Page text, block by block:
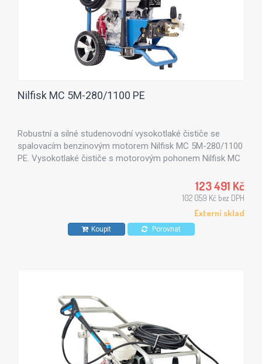
Nilfisk MC 5M-280/1100 PE
Robustní a silné studenovodní vysokotlaké čističe se
spalovacím benzinovým motorem Nilfisk MC 5M-280/1100
PE. Vysokotlaké čističe s motorovým pohonem Nilfisk MC
123 491 Kč
102 059 Kč bez DPH
Externí sklad
Koupit Porovnat